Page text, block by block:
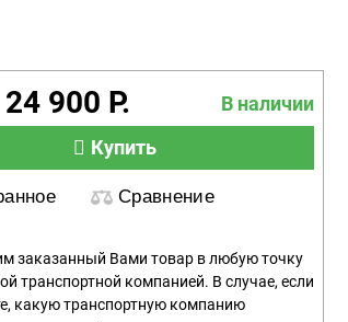
900 Р.
В наличии
Купить
Сравнение
заказанный Вами товар в любую точку
транспортной компанией. В случае, если
какую транспортную компанию